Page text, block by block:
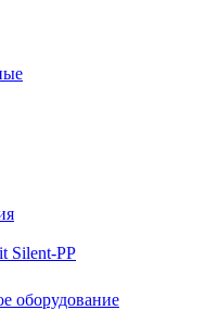
Silent-PP
оборудование